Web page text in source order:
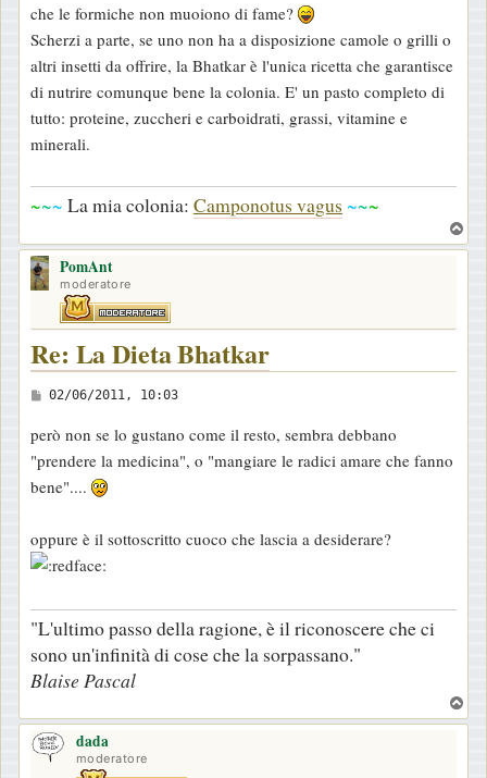
che le formiche non muoiono di fame?
Scherzi a parte, se uno non ha a disposizione camole o grilli o
altri insetti da offrire, la Bhatkar è l'unica ricetta che garantisce
di nutrire comunque bene la colonia. E' un pasto completo di
tutto: proteine, zuccheri e carboidrati, grassi, vitamine e
minerali.
~~~ La mia colonia: Camponotus vagus ~~~
o
PomAnt
moderatore
Re: La Dieta Bhatkar
M
s
s
a
g
i
02/06/2011, 10:03
però non se lo gustano come il resto, sembra debbano
"prendere la medicina", o "mangiare le radici amare che fanno
bene"....
oppure è il sottoscritto cuoco che lascia a desiderare?
"L'ultimo passo della ragione, è il riconoscere che ci
sono un'infinità di cose che la sorpassano."
Blaise Pascal
o
dada
moderatore